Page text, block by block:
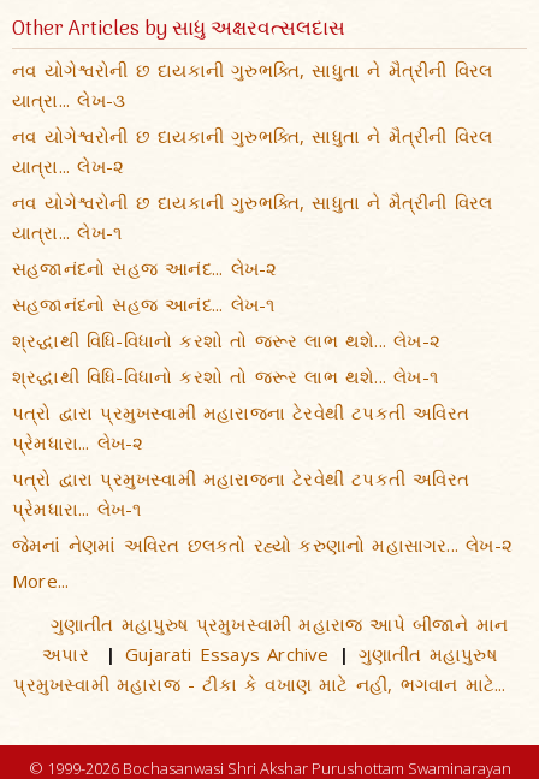
Other Articles by સાધુ અક્ષરવત્સલદાસ
નવ યોગેશ્વરોની છ દાયકાની ગુરુભક્તિ, સાધુતા ને મૈત્રીની વિરલ
યાત્રા... લેખ-૩
નવ યોગેશ્વરોની છ દાયકાની ગુરુભક્તિ, સાધુતા ને મૈત્રીની વિરલ
યાત્રા... લેખ-૨
નવ યોગેશ્વરોની છ દાયકાની ગુરુભક્તિ, સાધુતા ને મૈત્રીની વિરલ
યાત્રા... લેખ-૧
સહજાનંદનો સહજ આનંદ... લેખ-૨
સહજાનંદનો સહજ આનંદ... લેખ-૧
શ્રદ્ધાથી વિધિ-વિધાનો કરશો તો જરૂર લાભ થશે... લેખ-૨
શ્રદ્ધાથી વિધિ-વિધાનો કરશો તો જરૂર લાભ થશે... લેખ-૧
પત્રો દ્વારા પ્રમુખસ્વામી મહારાજના ટેરવેથી ટપકતી અવિરત
પ્રેમધારા... લેખ-૨
પત્રો દ્વારા પ્રમુખસ્વામી મહારાજના ટેરવેથી ટપકતી અવિરત
પ્રેમધારા... લેખ-૧
જેમનાં નેણમાં અવિરત છલકતો રહ્યો કરુણાનો મહાસાગર... લેખ-૨
More...
ગુણાતીત મહાપુરુષ પ્રમુખસ્વામી મહારાજ આપે બીજાને માન
અપાર
|Gujarati Essays Archive | ગુણાતીત મહાપુરુષ
પ્રમુખસ્વામી મહારાજ - ટીકા કે વખાણ માટે નહીં, ભગવાન માટે...
© 1999-2026 Bochasanwasi Shri Akshar Purushottam Swaminarayan